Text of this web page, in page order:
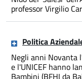
professor Virgilio
Politica
Negli anni Novanta
e l'UNICEF hanno